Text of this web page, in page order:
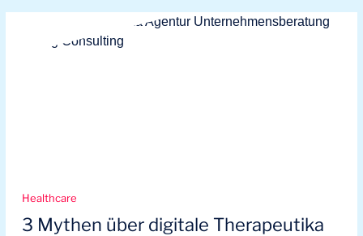
Healthcare
3 Mythen über digitale Therapeutika